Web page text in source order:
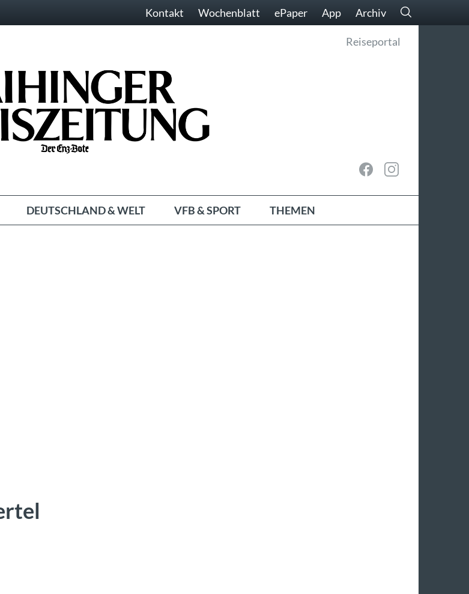
Kontakt Wochenblatt ePaper App Archiv
Reiseportal
DEUTSCHLAND & WELT VFB & SPORT THEMEN